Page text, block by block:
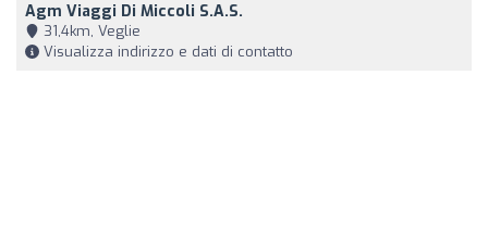
Agm Viaggi Di Miccoli S.A.S.
31,4km, Veglie
Visualizza indirizzo e dati di contatto